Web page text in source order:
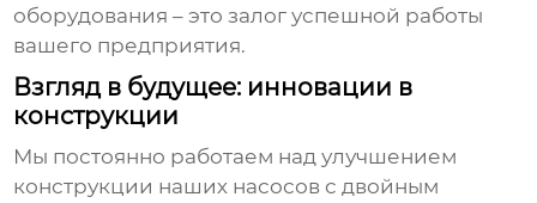
оборудования – это залог успешной работы
вашего предприятия.
Взгляд в будущее: инновации в
конструкции
Мы постоянно работаем над улучшением
конструкции наших насосов с двойным